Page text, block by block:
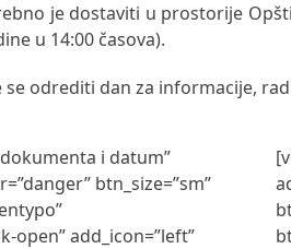
je dostaviti u prostorije
u 14:00 časova).
odrediti dan za informacije,
i datum”
btn_size=”sm”
open” add_icon=”left”